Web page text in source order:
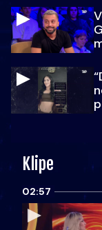
Klipe
02:57